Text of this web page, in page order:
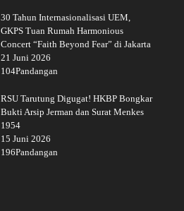
30 Tahun Internasionalisasi UEM,
GKPS Tuan Rumah Harmonious
Concert “Faith Beyond Fear” di Jakarta
21 Juni 2026
104Pandangan
RSU Tarutung Digugat! HKBP Bongkar
Bukti Arsip Jerman dan Surat Menkes
1954
15 Juni 2026
196Pandangan